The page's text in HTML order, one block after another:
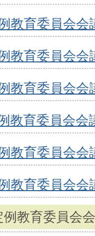
教育委員会会
教育委員会会
教育委員会会
教育委員会会
教育委員会会
教育委員会会
教育委員会